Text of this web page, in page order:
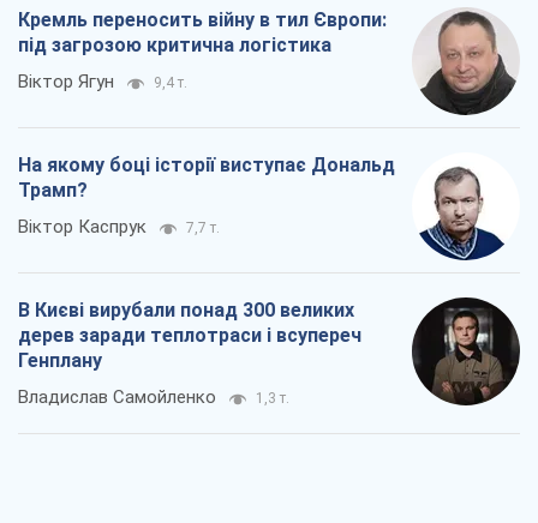
Кремль переносить війну в тил Європи:
під загрозою критична логістика
Віктор Ягун 9,4 т.
На якому боці історії виступає Дональд
Трамп?
Віктор Каспрук 7,7 т.
В Києві вирубали понад 300 великих
дерев заради теплотраси і всупереч
Генплану
Владислав Самойленко 1,3 т.